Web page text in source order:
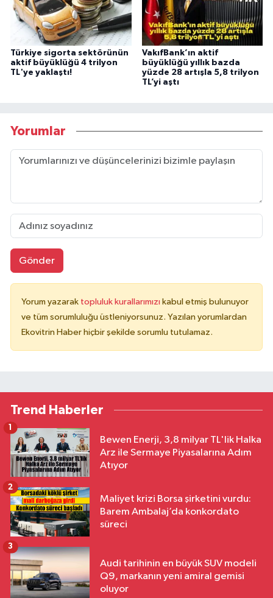
Türkiye sigorta sektörünün
aktif büyüklüğü 4 trilyon
TL'ye yaklaştı!
VakıfBank’ın aktif
büyüklüğü yıllık bazda
yüzde 28 artışla 5,8 trilyon
TL’yi aştı
Yorumlar
Gönder
Yorum yazarak topluluk kurallarımızı kabul etmiş bulunuyor
ve tüm sorumluluğu üstleniyorsunuz. Yazılan yorumlardan
Ekovitrin Haber hiçbir şekilde sorumlu tutulamaz.
Trend Haberler
Bewen Enerji, 3,8 milyar TL'lik Halka
Arz ile Sermaye Piyasalarına Adım
Atıyor
1
Maliyet krizi Borsa şirketini vurdu:
Barem Ambalaj’da konkordato
süreci
2
Audi tarihinin en büyük SUV modeli
Q9, markanın yeni amiral gemisi
oluyor
3